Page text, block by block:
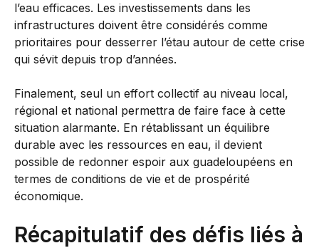
l’eau efficaces. Les investissements dans les
infrastructures doivent être considérés comme
prioritaires pour desserrer l’étau autour de cette crise
qui sévit depuis trop d’années.
Finalement, seul un effort collectif au niveau local,
régional et national permettra de faire face à cette
situation alarmante. En rétablissant un équilibre
durable avec les ressources en eau, il devient
possible de redonner espoir aux guadeloupéens en
termes de conditions de vie et de prospérité
économique.
Récapitulatif des défis liés à